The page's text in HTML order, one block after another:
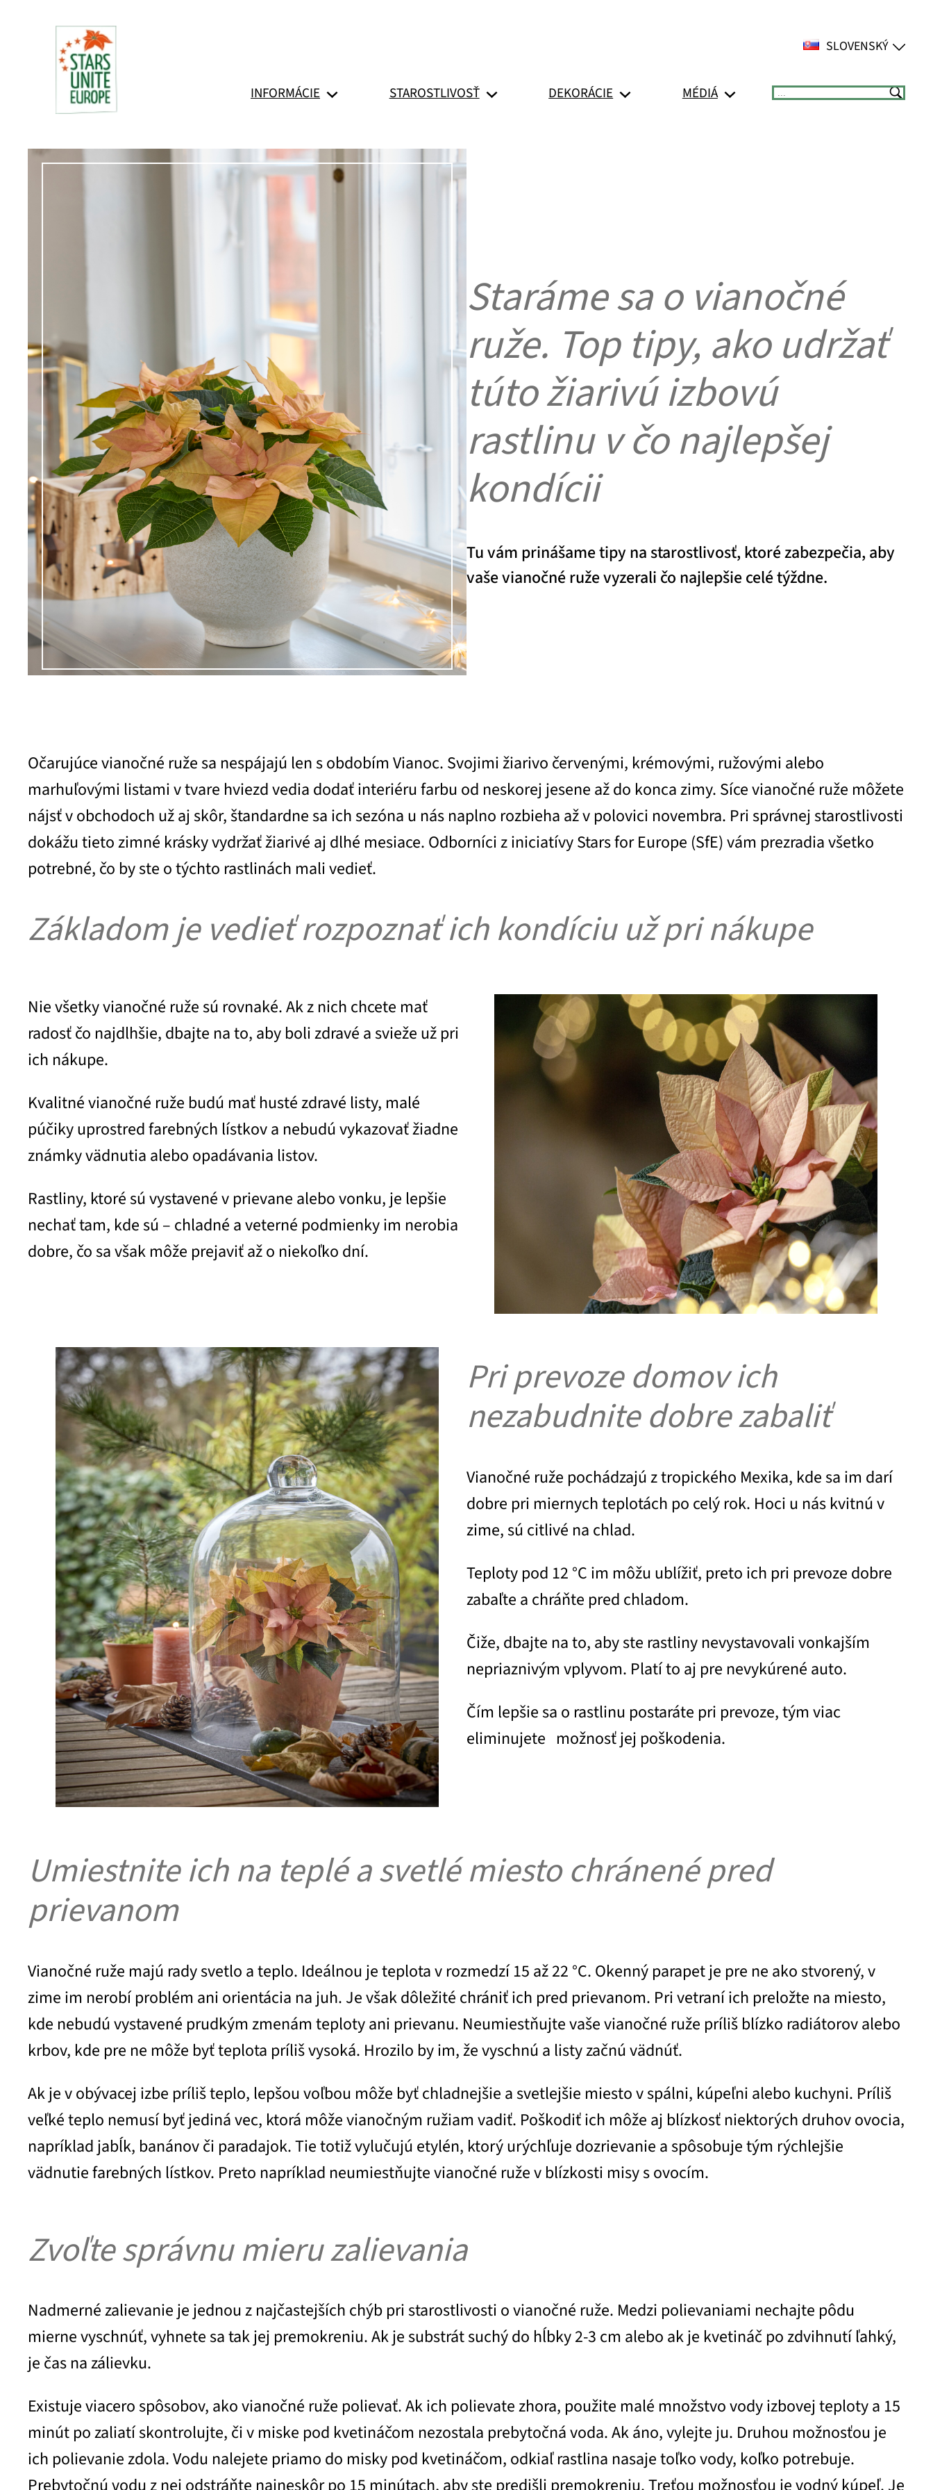
SLOVENSKÝ
INFORMÁCIE STAROSTLIVOSŤ DEKORÁCIE MÉDIÁ Suchen
Staráme sa o vianočné
ruže. Top tipy, ako udržať
túto žiarivú izbovú
rastlinu v čo najlepšej
kondícii
Tu vám prinášame tipy na starostlivosť, ktoré zabezpečia, aby
vaše vianočné ruže vyzerali čo najlepšie celé týždne.
Očarujúce vianočné ruže sa nespájajú len s obdobím Vianoc. Svojimi žiarivo červenými, krémovými, ružovými alebo
marhuľovými listami v tvare hviezd vedia dodať interiéru farbu od neskorej jesene až do konca zimy. Síce vianočné ruže môžete
nájsť v obchodoch už aj skôr, štandardne sa ich sezóna u nás naplno rozbieha až v polovici novembra. Pri správnej starostlivosti
dokážu tieto zimné krásky vydržať žiarivé aj dlhé mesiace. Odborníci z iniciatívy Stars for Europe (SfE) vám prezradia všetko
potrebné, čo by ste o týchto rastlinách mali vedieť.
Základom je vedieť rozpoznať ich kondíciu už pri nákupe
Nie všetky vianočné ruže sú rovnaké. Ak z nich chcete mať
radosť čo najdlhšie, dbajte na to, aby boli zdravé a svieže už pri
ich nákupe.
Kvalitné vianočné ruže budú mať husté zdravé listy, malé
púčiky uprostred farebných lístkov a nebudú vykazovať žiadne
známky vädnutia alebo opadávania listov.
Rastliny, ktoré sú vystavené v prievane alebo vonku, je lepšie
nechať tam, kde sú – chladné a veterné podmienky im nerobia
dobre, čo sa však môže prejaviť až o niekoľko dní.
Pri prevoze domov ich
nezabudnite dobre zabaliť
Vianočné ruže pochádzajú z tropického Mexika, kde sa im darí
dobre pri miernych teplotách po celý rok. Hoci u nás kvitnú v
zime, sú citlivé na chlad.
Teploty pod 12 °C im môžu ublížiť, preto ich pri prevoze dobre
zabaľte a chráňte pred chladom.
Čiže, dbajte na to, aby ste rastliny nevystavovali vonkajším
nepriaznivým vplyvom. Platí to aj pre nevykúrené auto.
Čím lepšie sa o rastlinu postaráte pri prevoze, tým viac
eliminujete možnosť jej poškodenia.
Umiestnite ich na teplé a svetlé miesto chránené pred
prievanom
Vianočné ruže majú rady svetlo a teplo. Ideálnou je teplota v rozmedzí 15 až 22 °C. Okenný parapet je pre ne ako stvorený, v
zime im nerobí problém ani orientácia na juh. Je však dôležité chrániť ich pred prievanom. Pri vetraní ich preložte na miesto,
kde nebudú vystavené prudkým zmenám teploty ani prievanu. Neumiestňujte vaše vianočné ruže príliš blízko radiátorov alebo
krbov, kde pre ne môže byť teplota príliš vysoká. Hrozilo by im, že vyschnú a listy začnú vädnúť.
Ak je v obývacej izbe príliš teplo, lepšou voľbou môže byť chladnejšie a svetlejšie miesto v spálni, kúpeľni alebo kuchyni. Príliš
veľké teplo nemusí byť jediná vec, ktorá môže vianočným ružiam vadiť. Poškodiť ich môže aj blízkosť niektorých druhov ovocia,
napríklad jabĺk, banánov či paradajok. Tie totiž vylučujú etylén, ktorý urýchľuje dozrievanie a spôsobuje tým rýchlejšie
vädnutie farebných lístkov. Preto napríklad neumiestňujte vianočné ruže v blízkosti misy s ovocím.
Zvoľte správnu mieru zalievania
Nadmerné zalievanie je jednou z najčastejších chýb pri starostlivosti o vianočné ruže. Medzi polievaniami nechajte pôdu
mierne vyschnúť, vyhnete sa tak jej premokreniu. Ak je substrát suchý do hĺbky 2-3 cm alebo ak je kvetináč po zdvihnutí ľahký,
je čas na zálievku.
Existuje viacero spôsobov, ako vianočné ruže polievať. Ak ich polievate zhora, použite malé množstvo vody izbovej teploty a 15
minút po zaliatí skontrolujte, či v miske pod kvetináčom nezostala prebytočná voda. Ak áno, vylejte ju. Druhou možnosťou je
ich polievanie zdola. Vodu nalejete priamo do misky pod kvetináčom, odkiaľ rastlina nasaje toľko vody, koľko potrebuje.